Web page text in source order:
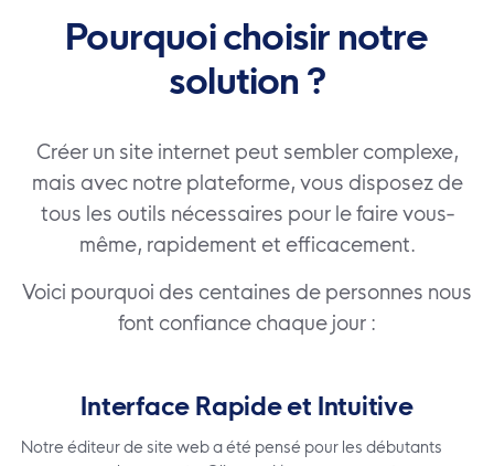
Pourquoi choisir notre
solution ?
Créer un site internet peut sembler complexe,
mais avec notre plateforme, vous disposez de
tous les outils nécessaires pour le faire vous-
même, rapidement et efficacement.
Voici pourquoi des centaines de personnes nous
font confiance chaque jour :
Interface Rapide et Intuitive
Notre éditeur de site web a été pensé pour les débutants